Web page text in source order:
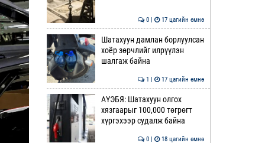
0 | 17 цагийн өмнө
Шатахуун дамлан борлуулсан
хоёр зөрчлийг илрүүлэн
шалгаж байна
1 | 17 цагийн өмнө
АҮЭБЯ: Шатахуун олгох
хязгаарыг 100,000 төгрөгт
хүргэхээр судалж байна
0 | 18 цагийн өмнө